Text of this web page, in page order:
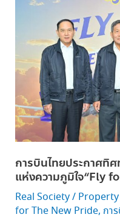
การบินไทยประกาศทิ
แห่งความภูมิใจ“Fly
Real Society/
for The New Pride, กา
ประกาศ
เติบโต
สู่
ขอบ
ฟ้า
ใหม่
แห่ง
ความ
ภูมิใจ“Fly
for
The
New
Pride”